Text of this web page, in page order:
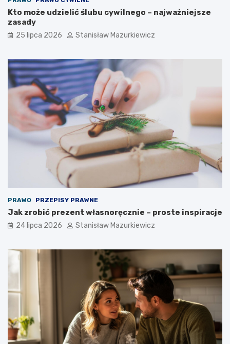
Kto może udzielić ślubu cywilnego – najważniejsze
zasady
25 lipca 2026 Stanisław Mazurkiewicz
PRAWO PRZEPISY PRAWNE
Jak zrobić prezent własnoręcznie – proste inspiracje
24 lipca 2026 Stanisław Mazurkiewicz